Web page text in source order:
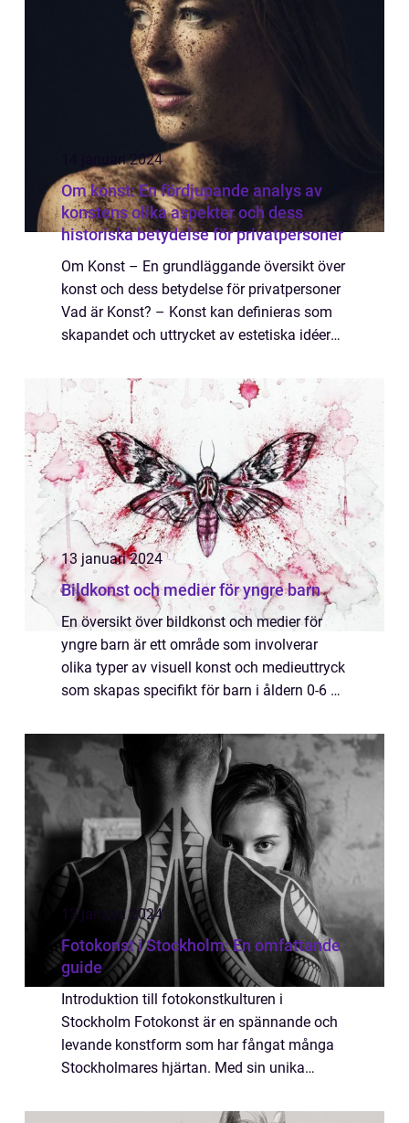
14 januari 2024
Om konst: En fördjupande analys av
konstens olika aspekter och dess
historiska betydelse för privatpersoner
Om Konst – En grundläggande översikt över
konst och dess betydelse för privatpersoner
Vad är Konst? – Konst kan definieras som
skapandet och uttrycket av estetiska idéer
uttryckssätt. – Det finns e...
13 januari 2024
Bildkonst och medier för yngre barn
En översikt över bildkonst och medier för
yngre barn är ett område som involverar
olika typer av visuell konst och medieuttryck
som skapas specifikt för barn i åldern 0-6 år.
animerade filmer till konstkreati...
13 januari 2024
Fotokonst i Stockholm: En omfattande
guide
Introduktion till fotokonstkulturen i
Stockholm Fotokonst är en spännande och
levande konstform som har fångat många
Stockholmares hjärtan. Med sin unika
och berättelser har fotokonsten blomstrat